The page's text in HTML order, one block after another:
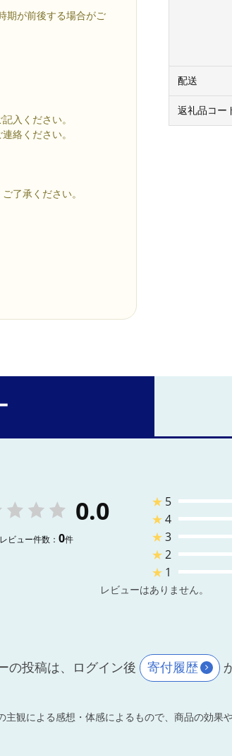
期が前後する場合がご
入ください。
絡ください。
了承ください。
配送
返礼品コー
0.0
レビュー件数： 0件
★ 5
★4
★3
★2
★ 1
レビューはありません。
の投稿は、ログイン後 寄付履歴
観による感想・体感によるもので、商品の効果